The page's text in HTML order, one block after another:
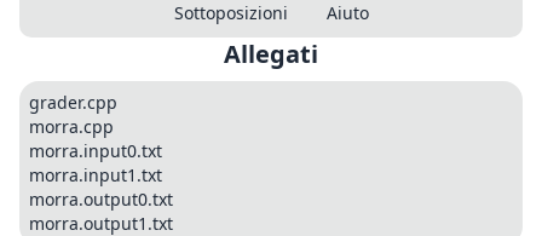
Sottoposizioni
Aiuto
Allegati
grader.cpp
morra.cpp
morra.input0.txt
morra.input1.txt
morra.output0.txt
morra.output1.txt